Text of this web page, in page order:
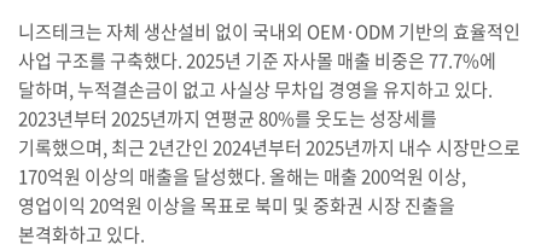
니즈테크는 자체 생산설비 없이 국내외 OEM·ODM 기반의 효율적인
사업 구조를 구축했다. 2025년 기준 자사몰 매출 비중은 77.7%에
달하며, 누적결손금이 없고 사실상 무차입 경영을 유지하고 있다.
2023년부터 2025년까지 연평균 80%를 웃도는 성장세를
기록했으며, 최근 2년간인 2024년부터 2025년까지 내수 시장만으로
170억원 이상의 매출을 달성했다. 올해는 매출 200억원 이상,
영업이익 20억원 이상을 목표로 북미 및 중화권 시장 진출을
본격화하고 있다.